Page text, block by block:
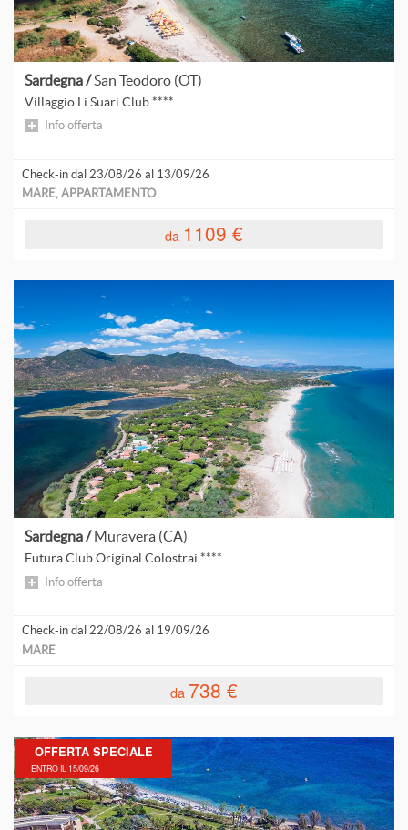
Sardegna /San Teodoro (OT)
Villaggio Li Suari Club ****
Info offerta
Check-in dal 23/08/26 al 13/09/26
MARE, APPARTAMENTO
da 1109 €
Sardegna /Muravera (CA)
Futura Club Original Colostrai ****
Info offerta
Check-in dal 22/08/26 al 19/09/26
MARE
da 738 €
OFFERTA SPECIALE
ENTRO IL 15/09/26